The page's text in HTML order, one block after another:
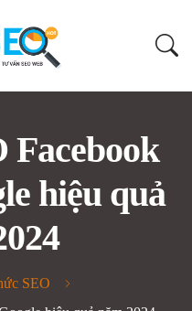
Facebook
hiệu quả
SEO